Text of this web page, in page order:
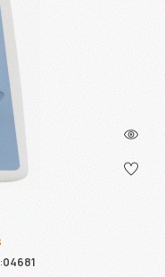
04681